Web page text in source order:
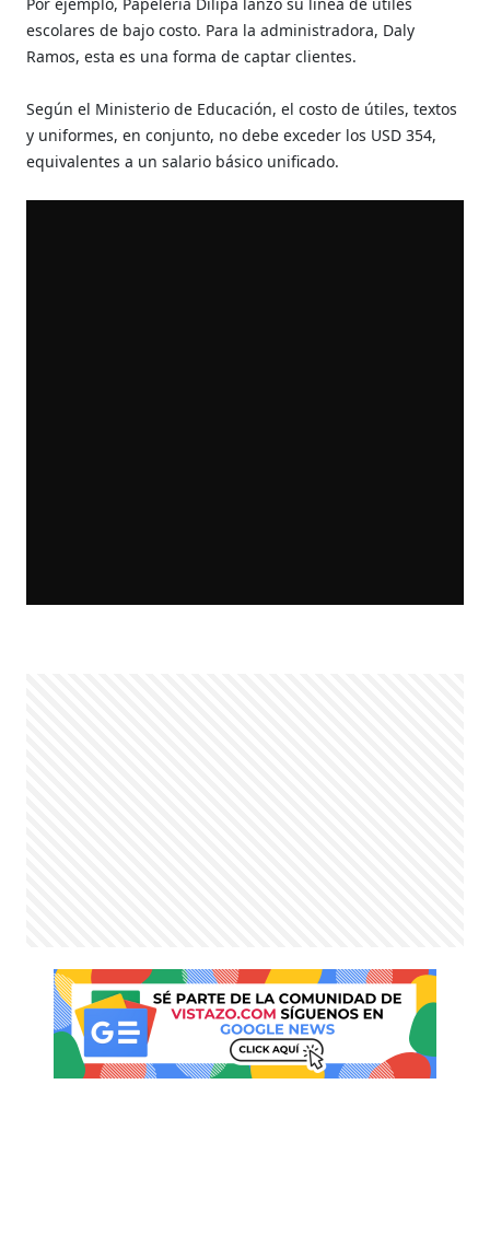
escolares de bajo costo. Para la administradora, Daly
Ramos, esta es una forma de captar clientes.
Según el Ministerio de Educación, el costo de útiles, textos
y uniformes, en conjunto, no debe exceder los USD 354,
equivalentes a un salario básico unificado.